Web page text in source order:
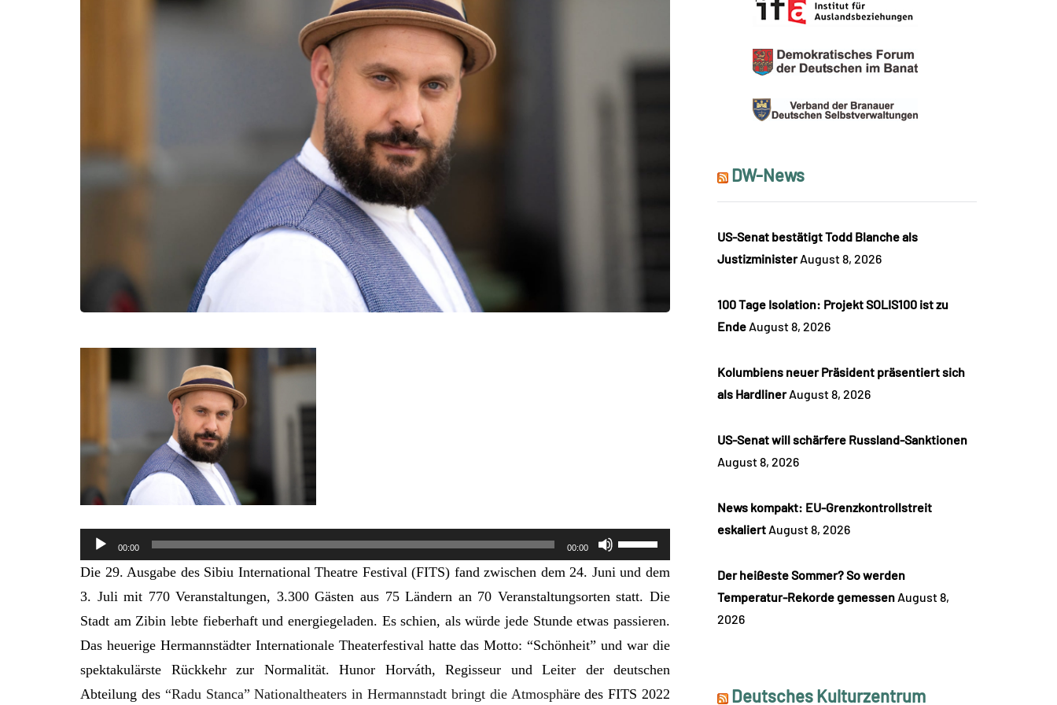
Audio-
Player
00:00 00:00
Pfeiltasten
Hoch/Runter
um
die
Lautstärke
zu
regeln.
Die 29. Ausgabe des Sibiu International Theatre Festival (FITS) fand zwischen dem 24. Juni und dem
3. Juli mit 770 Veranstaltungen, 3.300 Gästen aus 75 Ländern an 70 Veranstaltungsorten statt. Die
Stadt am Zibin lebte fieberhaft und energiegeladen. Es schien, als würde jede Stunde etwas passieren.
Das heuerige Hermannstädter Internationale Theaterfestival hatte das Motto: “Schönheit” und war die
spektakulärste Rückkehr zur Normalität. Hunor Horváth, Regisseur und Leiter der deutschen
Abteilung des “Radu Stanca” Nationaltheaters in Hermannstadt bringt die Atmosphäre des FITS 2022
DW-News
US-Senat bestätigt Todd Blanche als
Justizminister August 8, 2026
100 Tage Isolation: Projekt SOLIS100 ist zu
Ende August 8, 2026
Kolumbiens neuer Präsident präsentiert sich
als Hardliner August 8, 2026
US-Senat will schärfere Russland-Sanktionen
August 8, 2026
News kompakt: EU-Grenzkontrollstreit
eskaliert August 8, 2026
Der heißeste Sommer? So werden
Temperatur-Rekorde gemessen August 8,
2026
Deutsches Kulturzentrum